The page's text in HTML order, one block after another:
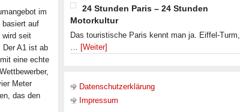
im
basiert auf
wird seit
Der A1 ist ab
eine echte
Meter
das den
24 Stunden Paris – 24 Stunden
Motorkultur
Das touristische Paris kennt man ja. Eiffel-Turm,
… [Weiter]
Datenschutzerklärung
Impressum